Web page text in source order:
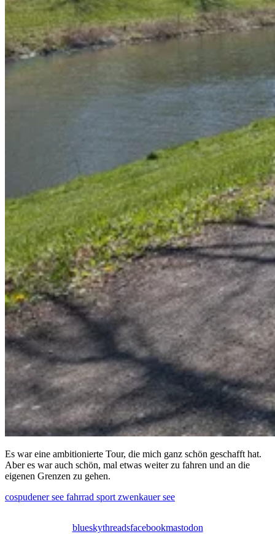
Es war eine ambitionierte Tour, die mich ganz schön geschafft hat.
Aber es war auch schön, mal etwas weiter zu fahren und an die
eigenen Grenzen zu gehen.
cospudener see fahrrad sport zwenkauer see
blueskythreadsfacebookmastodon